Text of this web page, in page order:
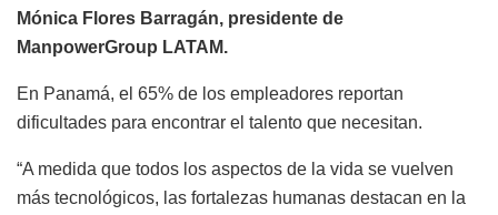
Mónica Flores Barragán, presidente de
ManpowerGroup LATAM.
En Panamá, el 65% de los empleadores reportan
dificultades para encontrar el talento que necesitan.
“A medida que todos los aspectos de la vida se vuelven
más tecnológicos, las fortalezas humanas destacan en la